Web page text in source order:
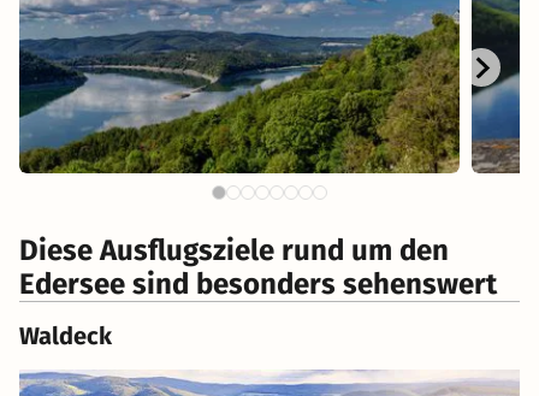
Diese Ausflugsziele rund um den
Edersee sind besonders sehenswert
Waldeck